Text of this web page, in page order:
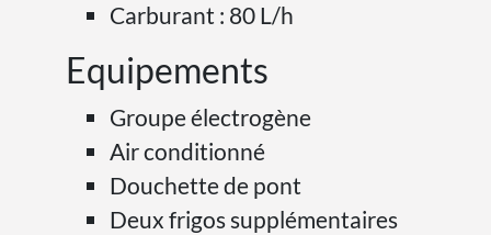
Carburant : 80 L/h
Equipements
Groupe électrogène
Air conditionné
Douchette de pont
Deux frigos supplémentaires